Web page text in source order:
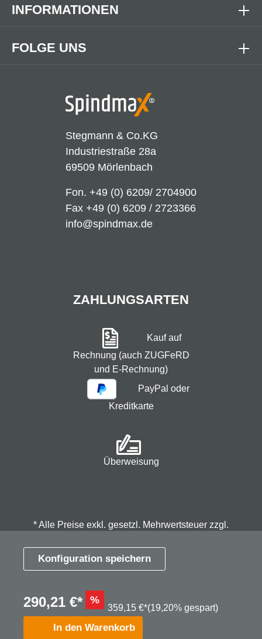
Konfiguration speichern
290,21 €* %
359,15 €*(19,20% gespart)
In den Warenkorb
Stegmann & Co.KG
Industriestraße 28a
69509 Mörlenbach
Fon. +49 (0) 6209/ 2704900
Fax +49 (0) 6209 / 2723366
info@spindmax.de
FOLGE UNS
INFORMATIONEN
ZAHLUNGSARTEN
Kauf auf
Rechnung (auch ZUGFeRD
und E-Rechnung)
PayPal oder
Kreditkarte
Überweisung
* Alle Preise exkl. gesetzl. Mehrwertsteuer zzgl.
nicht anders angegeben.
© 2026 Spindmax - Stegmann & Co.KG, alle Rechte
vorbehalten.